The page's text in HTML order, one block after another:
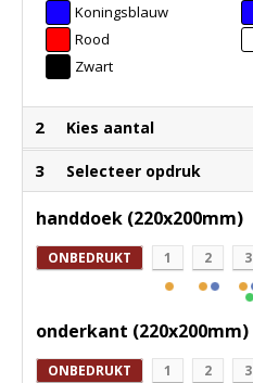
Koningsblauw
Rood
Zwart
2 Kies aantal
3 Selecteer opdruk
handdoek (220x200mm)
ONBEDRUKT 1 2 3
onderkant (220x200mm)
ONBEDRUKT 1 2 3